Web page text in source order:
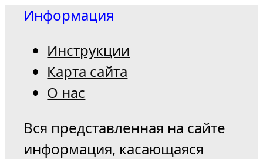
Информация
Инструкции
Карта сайта
О нас
Вся представленная на сайте
информация, касающаяся